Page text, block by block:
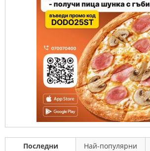
Последни Най-популярни